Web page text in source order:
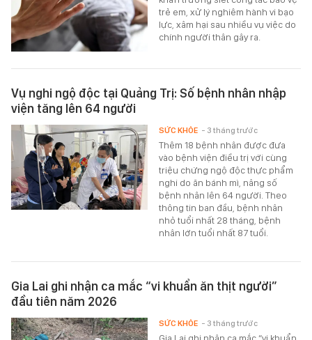
trẻ em, xử lý nghiêm hành vi bạo
lực, xâm hại sau nhiều vụ việc do
chính người thân gây ra.
Vụ nghi ngộ độc tại Quảng Trị: Số bệnh nhân nhập
viện tăng lên 64 người
Thêm 18 bệnh nhân được đưa
vào bệnh viện điều trị với cùng
triệu chứng ngộ độc thực phẩm
nghi do ăn bánh mì, nâng số
bệnh nhân lên 64 người. Theo
thông tin ban đầu, bệnh nhân
nhỏ tuổi nhất 28 tháng, bệnh
nhân lớn tuổi nhất 87 tuổi.
SỨC KHỎE - 3 tháng trước
Gia Lai ghi nhận ca mắc “vi khuẩn ăn thịt người”
đầu tiên năm 2026
SỨC KHỎE - 3 tháng trước